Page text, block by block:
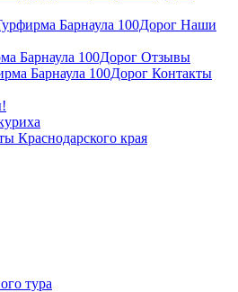
Наши
Отзывы
Контакты
Краснодарского края
тура